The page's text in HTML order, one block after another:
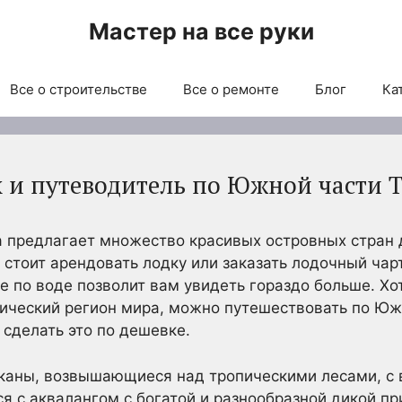
Мастер на все руки
Все о строительстве Все о ремонте Блог
и путеводитель по Южной части
множество красивых островных
арендовать лодку или заказать лодочный
по воде позволит вам увидеть гораздо больше.
регион мира, можно путешествовать по
это по дешевке.
возвышающиеся над тропическими лесами, с
с аквалангом с богатой и разнообразной дикой